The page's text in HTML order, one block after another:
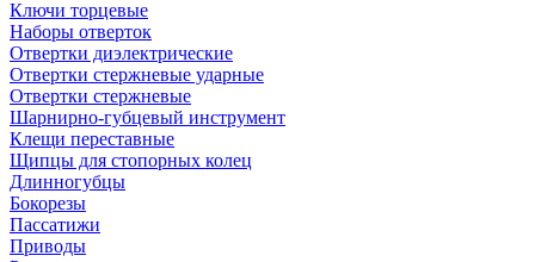
Ключи торцевые
Наборы отверток
Отвертки диэлектрические
Отвертки стержневые ударные
Отвертки стержневые
Шарнирно-губцевый инструмент
Клещи переставные
Щипцы для стопорных колец
Длинногубцы
Бокорезы
Пассатижи
Приводы